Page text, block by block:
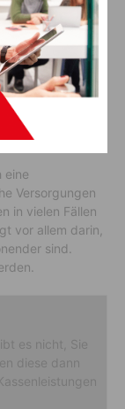
bei der Arbeit
eine
Versorgungen
in vielen Fällen
vor allem darin,
sind.
es nicht, Sie
diese dann